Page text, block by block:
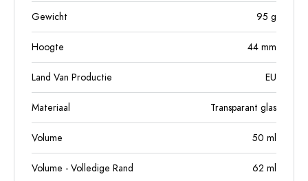
Gewicht 95 g
Hoogte 44 mm
Land Van Productie EU
Materiaal Transparant glas
Volume 50 ml
Volume - Volledige Rand 62 ml